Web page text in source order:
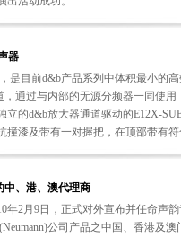
器
是目前d&b产品系列中体积最小的
通过与内部的无源分频器一同使
立的d&b放大器通道驱动的E12X-
漆及带有一对握把，在顶部带有
中、港、澳代理商
年2月9日，正式对外宣布并任命声
公司产品之中国、香港及澳